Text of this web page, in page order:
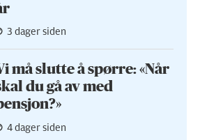
3 dager siden
må slutte å spørre: «Når
du gå av med
4 dager siden